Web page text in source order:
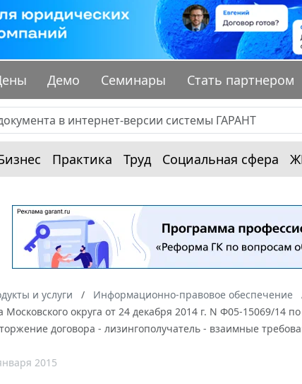
Демо Семинары Стать партнером
Практика Труд Социальная сфера
и услуги Информационно-правовое обеспечение
Московского округа от 24 декабря 2014 г. N Ф05-15069/
договора - лизингополучатель - взаимные
2015